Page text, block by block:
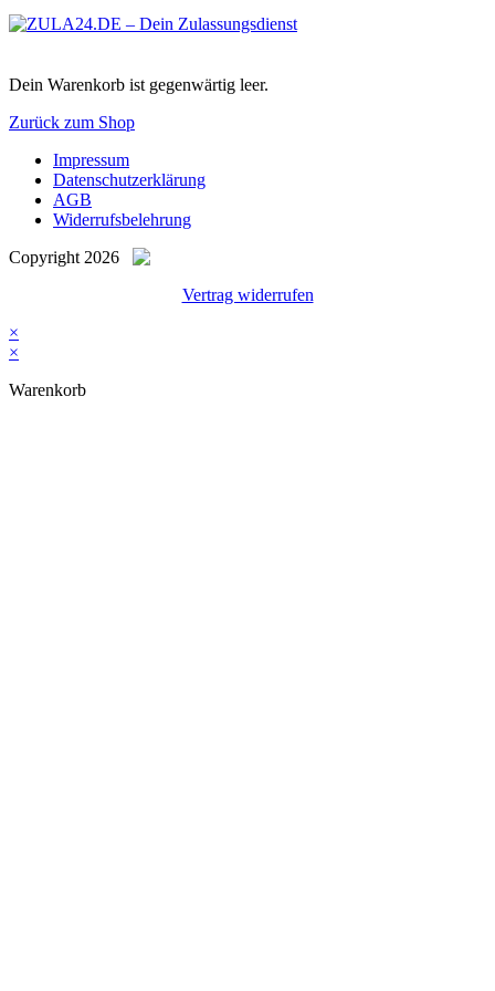
Zum
Inhalt
Dein Warenkorb ist gegenwärtig leer.
Zurück zum Shop
Impressum
Datenschutzerklärung
AGB
Widerrufsbelehrung
Copyright 2026
Vertrag widerrufen
×
×
Warenkorb